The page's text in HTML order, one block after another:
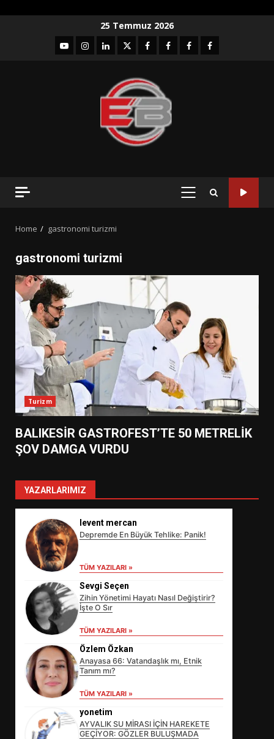
25 Temmuz 2026
YouTubeInstagram
LinkedIntwitterfacebook-Facebook-
Facebook-Facebook-
PRIMARY
Home gastronomi turizmi
gastronomi turizmi
Turizm
BALIKESİR GASTROFEST’TE 50 METRELİK
ŞOV DAMGA VURDU
YAZARLARIMIZ
levent mercan
Depremde En Büyük Tehlike: Panik!
TÜM YAZILARI »
Sevgi Seçen
Zihin Yönetimi Hayatı Nasıl Değiştirir?
İşte O Sır
TÜM YAZILARI »
Özlem Özkan
Anayasa 66: Vatandaşlık mı, Etnik
Tanım mı?
TÜM YAZILARI »
yonetim
AYVALIK SU MİRASI İÇİN HAREKETE
GEÇİYOR: GÖZLER BULUŞMADA
SÜRDÜRÜLEBİLİRLİKTE NE
DEĞİŞECEK?